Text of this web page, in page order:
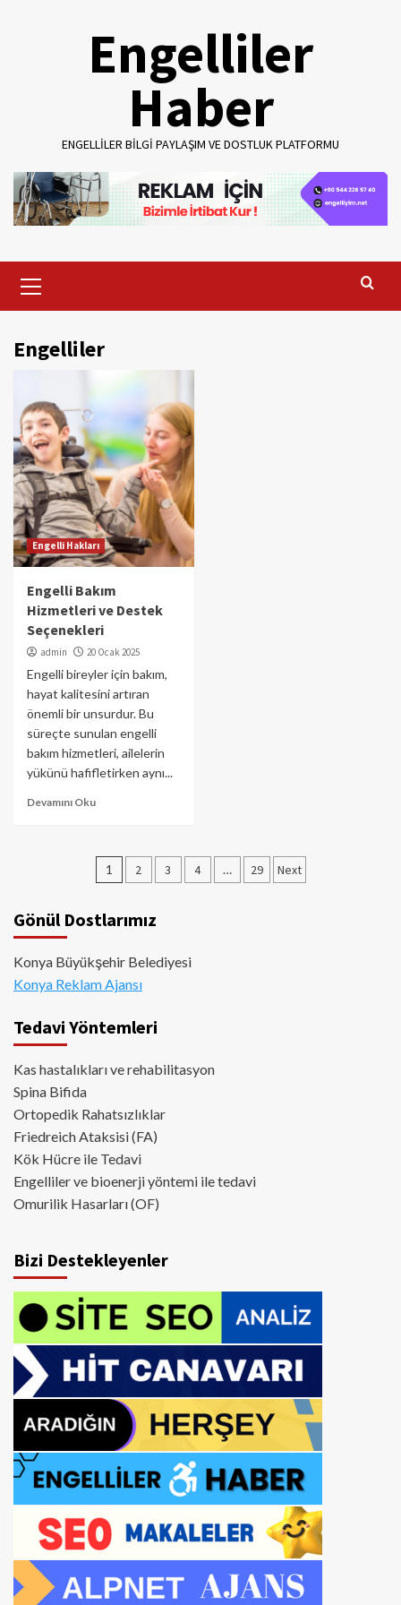
Engelliler
Haber
ENGELLILER BILGI PAYLAŞIM VE DOSTLUK PLATFORMU
Menu
Engelliler
Engelli Hakları
Engelli Bakım
Hizmetleri ve Destek
Seçenekleri
admin 20 Ocak 2025
Engelli bireyler için bakım,
hayat kalitesini artıran
önemli bir unsurdur. Bu
süreçte sunulan engelli
bakım hizmetleri, ailelerin
yükünü hafifletirken aynı...
Devamını Oku
Yazı
1 2 3 4 … 29 Next
Gönül Dostlarımız
Konya Büyükşehir Belediyesi
Konya Reklam Ajansı
Tedavi Yöntemleri
Kas hastalıkları ve rehabilitasyon
Spina Bifida
Ortopedik Rahatsızlıklar
Friedreich Ataksisi (FA)
Kök Hücre ile Tedavi
Engelliler ve bioenerji yöntemi ile tedavi
Omurilik Hasarları (OF)
Bizi Destekleyenler